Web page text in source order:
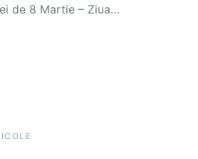
de 8 Martie – Ziua…